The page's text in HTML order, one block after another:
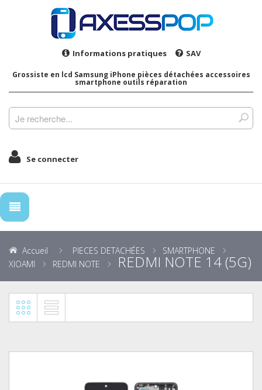
Informations pratiques SAV
Grossiste en lcd Samsung iPhone pièces détachées accessoires
smartphone outils réparation
Se connecter
Accueil PIECES DETACHÉES
SMARTPHONE
XIOAMI
REDMI NOTE REDMI NOTE 14 (5G)